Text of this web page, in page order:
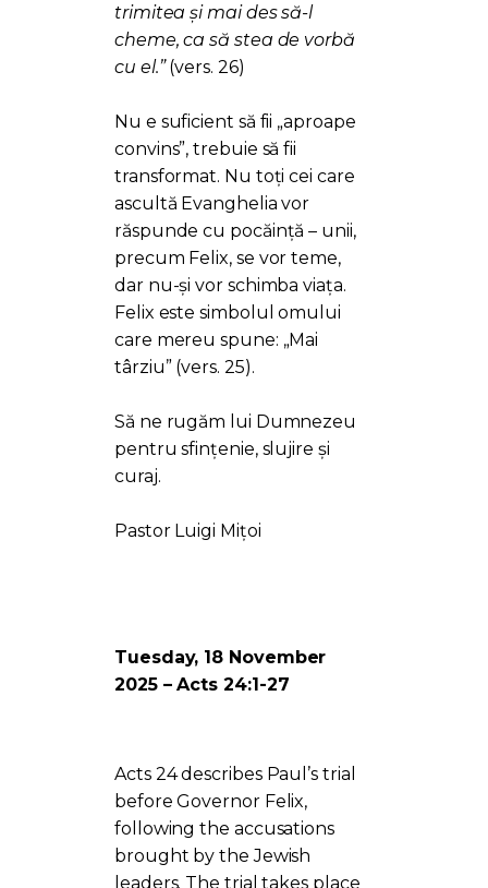
trimitea și mai des să-l
cheme, ca să stea de vorbă
cu el.”(vers. 26)
Nu e suficient să fii „aproape
convins”, trebuie să fii
transformat. Nu toți cei care
ascultă Evanghelia vor
răspunde cu pocăință – unii,
precum Felix, se vor teme,
dar nu-și vor schimba viața.
Felix este simbolul omului
care mereu spune: „Mai
târziu” (vers. 25).
Să ne rugăm lui Dumnezeu
pentru sfințenie, slujire și
curaj.
Pastor Luigi Mițoi
Tuesday, 18 November
2025 – Acts 24:1-27
Acts 24 describes Paul’s trial
before Governor Felix,
following the accusations
brought by the Jewish
leaders. The trial takes place